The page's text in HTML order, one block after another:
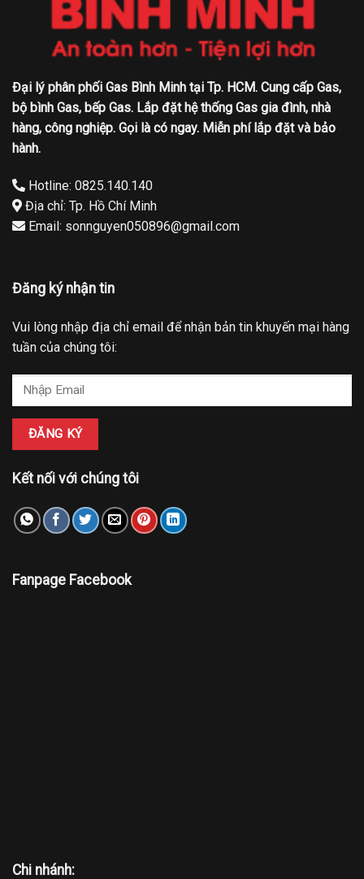
Đại lý phân phối Gas Bình Minh tại Tp. HCM. Cung cấp Gas,
bộ bình Gas, bếp Gas. Lắp đặt hệ thống Gas gia đình, nhà
hàng, công nghiệp. Gọi là có ngay. Miễn phí lắp đặt và bảo
hành.
Hotline: 0825.140.140
Địa chỉ: Tp. Hồ Chí Minh
Email: sonnguyen050896@gmail.com
Đăng ký nhận tin
Vui lòng nhập địa chỉ email để nhận bản tin khuyến mại hàng
tuần của chúng tôi:
Kết nối với chúng tôi
Fanpage Facebook
Chi nhánh: